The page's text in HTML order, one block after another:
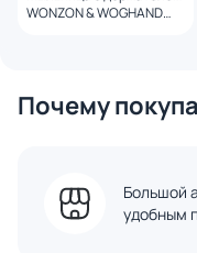
WONZON & WOGHAND
Почему
Большой
удобным